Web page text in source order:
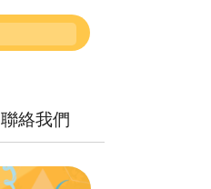
聯絡我們